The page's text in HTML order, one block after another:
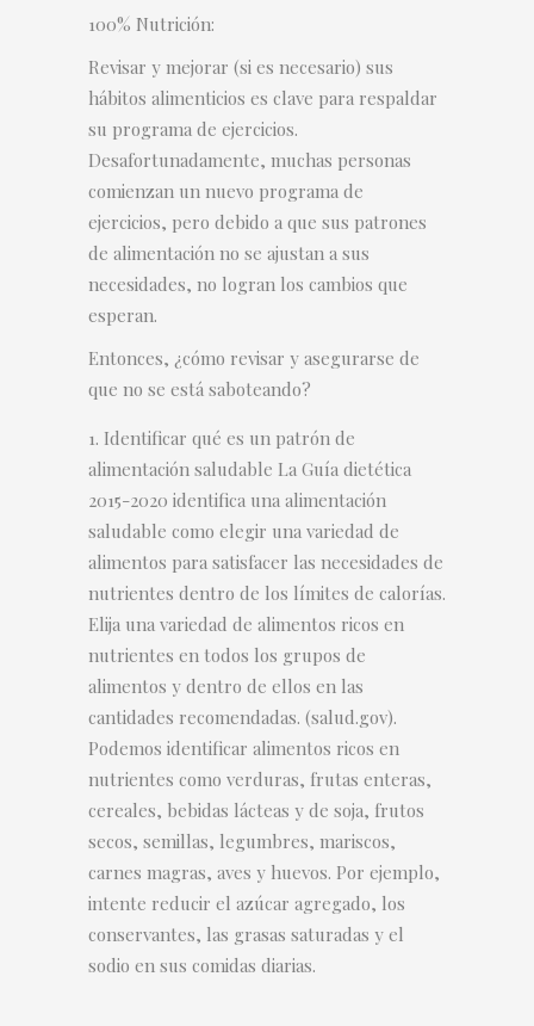
100% Nutrición:
Revisar y mejorar (si es necesario) sus
hábitos alimenticios es clave para respaldar
su programa de ejercicios.
Desafortunadamente, muchas personas
comienzan un nuevo programa de
ejercicios, pero debido a que sus patrones
de alimentación no se ajustan a sus
necesidades, no logran los cambios que
esperan.
Entonces, ¿cómo revisar y asegurarse de
que no se está saboteando?
Identificar qué es un patrón de
alimentación saludable La Guía dietética
2015-2020 identifica una alimentación
saludable como elegir una variedad de
alimentos para satisfacer las necesidades de
nutrientes dentro de los límites de calorías.
Elija una variedad de alimentos ricos en
nutrientes en todos los grupos de
alimentos y dentro de ellos en las
cantidades recomendadas. (salud.gov).
Podemos identificar alimentos ricos en
nutrientes como verduras, frutas enteras,
cereales, bebidas lácteas y de soja, frutos
secos, semillas, legumbres, mariscos,
carnes magras, aves y huevos. Por ejemplo,
intente reducir el azúcar agregado, los
conservantes, las grasas saturadas y el
sodio en sus comidas diarias.